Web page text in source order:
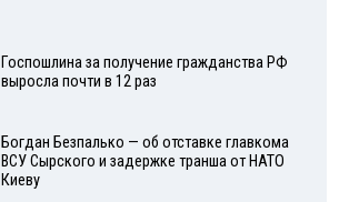
Госпошлина за получение гражданства РФ
выросла почти в 12 раз
Богдан Безпалько — об отставке главкома
ВСУ Сырского и задержке транша от НАТО
Киеву